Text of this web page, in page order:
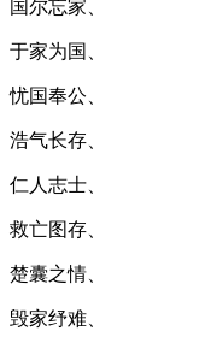
国尔忘家、
于家为国、
忧国奉公、
浩气长存、
仁人志士、
救亡图存、
楚囊之情、
毁家纾难、